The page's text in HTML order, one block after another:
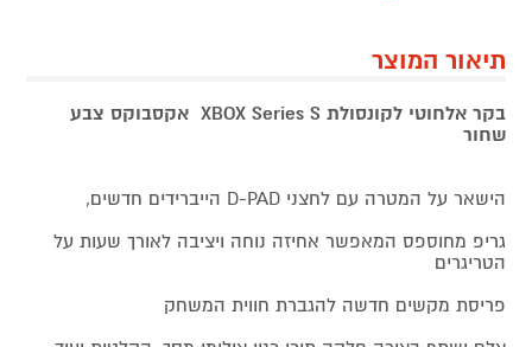
תיאור המוצר
בקר אלחוטי לקונסולת XBOX Series S אקסבוקס צבע
שחור
הישאר על המטרה עם לחצני D-PAD הייברידים חדשים,
גריפ מחוספס המאפשר אחיזה נוחה ויציבה לאורך שעות על
הטריגרים
פריסת מקשים חדשה להגברת חווית המשחק